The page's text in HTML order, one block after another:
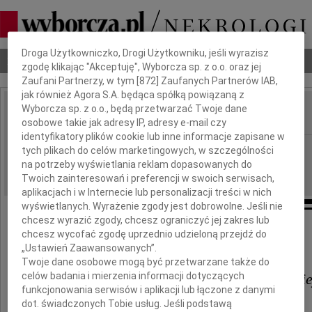
Nekrologi Odeszli Poradnik pogrzebowy
IMIĘ I NAZWISKO:
REGION: Warszawa
DATA EMISJI: 19.08.2009
Pani Doktor
Bożenie Fleszyńskiej-
Dbamy o Twoją prywatność
Droga Użytkowniczko, Drogi Użytkowniku, jeśli wyrazisz
zgodę klikając "Akceptuję", Wyborcza sp. z o.o. oraz jej
Zaufani Partnerzy, w tym [872 ] Zaufanych Partnerów IAB,
jak również Agora S.A. będąca spółką powiązaną z
Wyborcza sp. z o.o., będą przetwarzać Twoje dane
osobowe takie jak adresy IP, adresy e-mail czy
identyfikatory plików cookie lub inne informacje zapisane w
tych plikach do celów marketingowych, w szczególności
na potrzeby wyświetlania reklam dopasowanych do
Twoich zainteresowań i preferencji w swoich serwisach,
aplikacjach i w Internecie lub personalizacji treści w nich
wyświetlanych. Wyrażenie zgody jest dobrowolne. Jeśli nie
chcesz wyrazić zgody, chcesz ograniczyć jej zakres lub
chcesz wycofać zgodę uprzednio udzieloną przejdź do
„Ustawień Zaawansowanych”.
Twoje dane osobowe mogą być przetwarzane także do
celów badania i mierzenia informacji dotyczących
funkcjonowania serwisów i aplikacji lub łączone z danymi
dot. świadczonych Tobie usług. Jeśli podstawą